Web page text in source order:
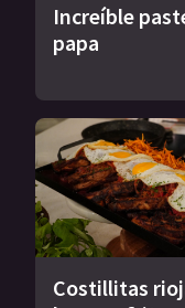
Increíble
papa
Costillitas